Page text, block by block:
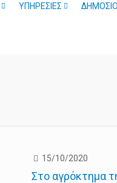
ΥΠΗΡΕΣΙΕΣ
15/10/2020
Στο αγρόκτημα